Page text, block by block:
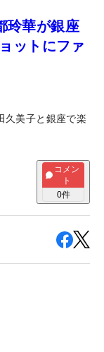
玲華が銀座
ットにファ
久美子と銀座で楽
コメン
ト
0件